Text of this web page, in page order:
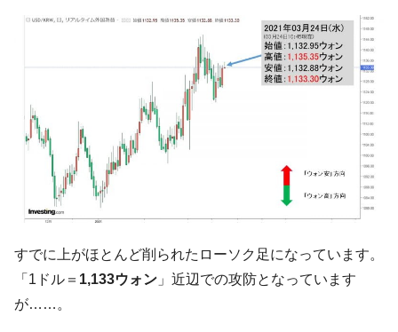
『Money1』
韓国は「中国と同じく」投資に不適格な国
『韓国銀行』が「金の保有量を増やしま
す」⇒「金を経由するドル入手」手段ではないのか？
『Money1』
韓国･外為取引量「1日当たり1,214.4億ド
ル」まで拡大 ⇒ 海外資金の動きに強く左右される状態
『Money1』
韓国･帰ってきた李在明。李在明を支持しな
い「50.5％」に上昇
『Money1』
韓国大統領府ボンクラ政策室長が告発され
断
『Money1』
韓国･警察職員が「丸刈りになって抗議活
動」
すでに上がほとんど削られたローソク足になっています。
「1ドル＝ 1,133ウォン 」近辺での攻防となっています
が……。